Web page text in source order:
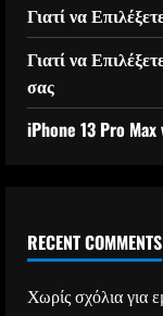
Γιατί να
Γιατί να
σας
iPhone 13 Pro
RECENT COMMENTS
Χωρίς σχόλια για